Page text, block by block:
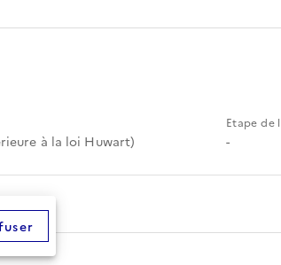
à la loi Huwart)
Etape de
-